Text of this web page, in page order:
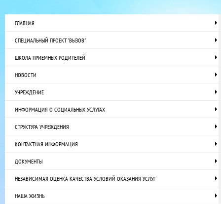
ГЛАВНАЯ
СПЕЦИАЛЬНЫЙ ПРОЕКТ "ВЫЗОВ"
ШКОЛА ПРИЕМНЫХ РОДИТЕЛЕЙ
НОВОСТИ
УЧРЕЖДЕНИЕ
ИНФОРМАЦИЯ О СОЦИАЛЬНЫХ УСЛУГАХ
СТРУКТУРА УЧРЕЖДЕНИЯ
КОНТАКТНАЯ ИНФОРМАЦИЯ
ДОКУМЕНТЫ
НЕЗАВИСИМАЯ ОЦЕНКА КАЧЕСТВА УСЛОВИЙ ОКАЗАНИЯ УСЛУГ
НАША ЖИЗНЬ